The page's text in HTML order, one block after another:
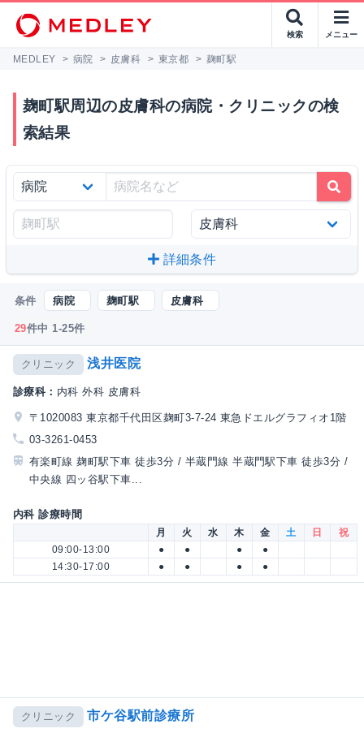
検索 メニュー
MEDLEY > 病院 > 皮膚科 > 東京都 > 麹町駅
麹町駅周辺の皮膚科の病院・クリニックの検
索結果
詳細条件
条件 病院 麹町駅 皮膚科
29件中 1-25件
クリニック 浅井医院
診療科： 内科 外科 皮膚科
〒1020083 東京都千代田区麹町3-7-24 東急ドエルグラフィオ1階
03-3261-0453
有楽町線 麹町駅下車 徒歩3分 / 半蔵門線 半蔵門駅下車 徒歩3分 /
中央線 四ッ谷駅下車...
内科 診療時間
月 火 水 木 金 土 日
祝
09:00-13:00
● ● ●
●
14:30-17:00
● ● ● ●
クリニック 市ケ谷駅前診療所